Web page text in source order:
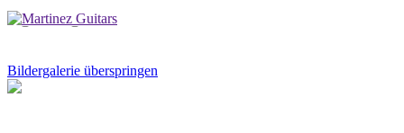
Bildergalerie überspringen